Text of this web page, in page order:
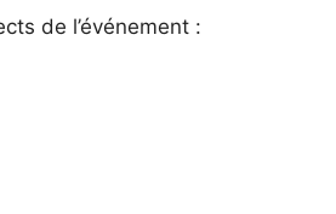
de l’événement :